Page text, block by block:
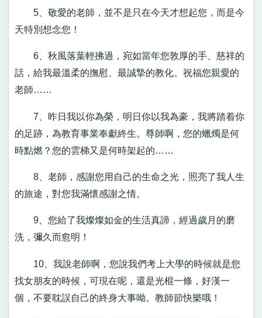
5、敬愛的老師，並不是只在今天才想起您，而是今
天特別想念您！
6、秋風落葉輕拂過，宛如當年您敦厚的手、慈祥的
話，給我最溫柔的撫慰、最誠摯的教化。祝福您親愛的
老師……
7、昨日我以你為榮，明日你以我為豪，我將踏着你
的足跡，為教育事業奉獻終生。尊師啊，您的蠟燭是何
時點燃？您的雲梯又是何時架起的……
8、老師，感謝您用自己的生命之光，照亮了我人生
的旅途，對您我滿懷感謝之情。
9、您給了我燦燦如金的生活真諦，經過歲月的磨
洗，彌久而愈明！
10、我說老師啊，您說我們考上大學的時候就是您
找女朋友的時候，可現在呢，還是光棍一條，好漢一
個，不要耽誤自己的終身大事呦。教師節快樂哦！